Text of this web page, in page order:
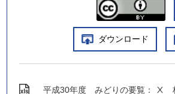
ダウンロード
平成30年度 みどりの要覧： Ⅹ